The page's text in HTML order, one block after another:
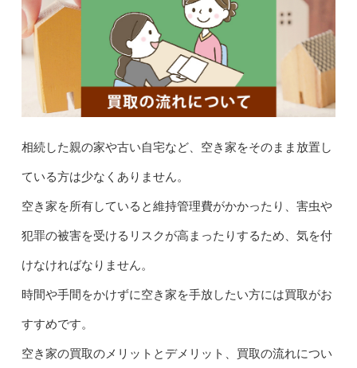
相続した親の家や古い自宅など、空き家をそのまま放置し
ている方は少なくありません。
空き家を所有していると維持管理費がかかったり、害虫や
犯罪の被害を受けるリスクが高まったりするため、気を付
けなければなりません。
時間や手間をかけずに空き家を手放したい方には買取がお
すすめです。
空き家の買取のメリットとデメリット、買取の流れについ